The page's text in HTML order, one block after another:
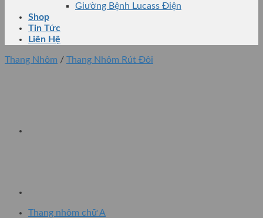
Giường Bệnh Lucass Điện
Shop
Tin Tức
Liên Hệ
Thang Nhôm / Thang Nhôm Rút Đôi
Thang nhôm chữ A